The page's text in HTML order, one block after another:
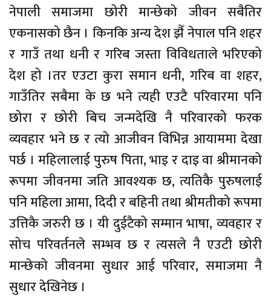
नेपाली समाजमा छोरी मान्छेको जीवन सबैतिर
एकनासको छैन । किनकि अन्य देश झैँ नेपाल पनि शहर
र गाउँ तथा धनी र गरिब जस्ता विविधताले भरिएको
देश हो ।तर एउटा कुरा समान धनी, गरिब वा शहर,
गाउँतिर सबैमा के छ भने त्यही एउटै परिवारमा पनि
छोरा र छोरी बिच जन्मदेखि नै परिवारको फरक
व्यवहार भने छ र त्यो आजीवन विभिन्न आयाममा देखा
पर्छ । महिलालाई पुरुष पिता, भाइ र दाइ वा श्रीमानको
रूपमा जीवनमा जति आवश्यक छ, त्यतिकै पुरुषलाई
पनि महिला आमा, दिदी र बहिनी तथा श्रीमतीको रूपमा
उत्तिकै जरुरी छ । यी दुईटैको सम्मान भाषा, व्यवहार र
सोच परिवर्तनले सम्भव छ र त्यसले नै एउटी छोरी
मान्छेको जीवनमा सुधार आई परिवार, समाजमा नै
सुधार देखिनेछ ।